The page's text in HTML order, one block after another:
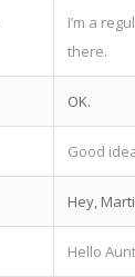
I’m a
there.
OK.
Good
Hey,
Hello